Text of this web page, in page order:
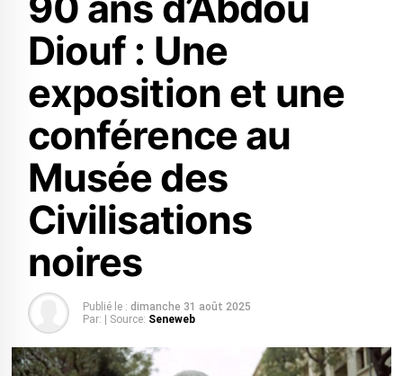
Diouf : Une
exposition et une
conférence au
Musée des
Civilisations
noires
Publié le : dimanche 31 août 2025
Par:
| Source: Seneweb